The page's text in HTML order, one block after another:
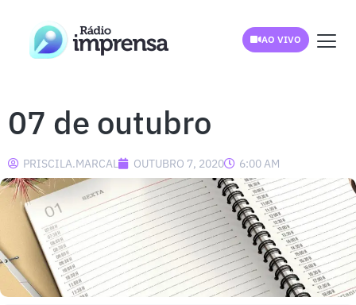
AO VIVO
07 de outubro
PRISCILA.MARCAL OUTUBRO 7, 2020 6:00 AM